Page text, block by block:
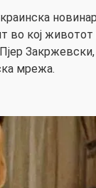
во кој животот
Закржевски,
мрежа.